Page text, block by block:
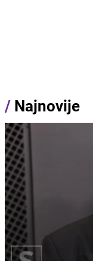
/ Najnovije